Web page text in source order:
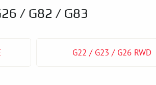
/ G82 / G83
G22 / G23 / G26 RWD